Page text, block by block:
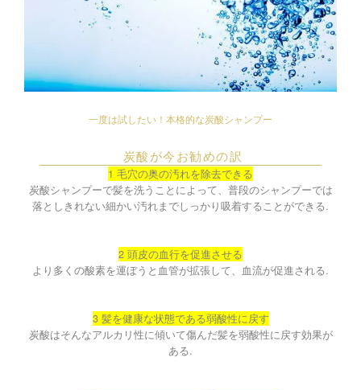
一度は試したい！本格的な炭酸シャンプー
炭酸が今お勧めの訳
1 毛穴の奥の汚れを除去できる
炭酸シャンプーで髪を洗うことによって、普段のシャンプーでは
落としきれない細かい汚れまでしっかり吸着することができる.
2 頭皮の血行を促進させる
より多くの酸素を運ぼうと血管が拡張して、血流が促進される.
3 髪を健康な状態である弱酸性に戻す
炭酸はそんなアルカリ性に傾いて傷んだ髪を弱酸性に戻す効果が
ある.